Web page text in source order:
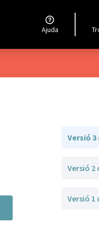
Ajuda
Versió 3
Versió 2
Versió 1